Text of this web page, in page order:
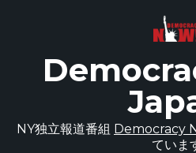
NY独立報道番組 Democracy
ていま